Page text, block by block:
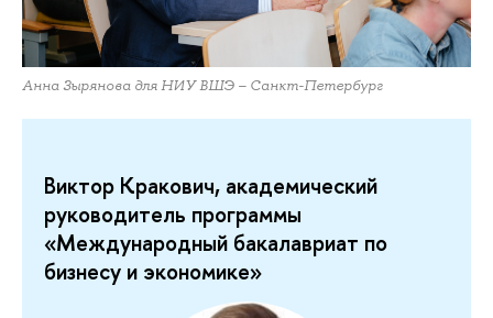
Анна Зырянова для НИУ ВШЭ – Санкт-Петербург
Виктор Кракович, академический
руководитель программы
«Международный бакалавриат по
бизнесу и экономике»